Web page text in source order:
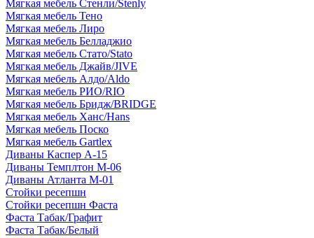
Мягкая мебель Стенли/Stenly
Мягкая мебель Тено
Мягкая мебель Лиро
Мягкая мебель Белладжио
Мягкая мебель Стато/Stato
Мягкая мебель Джайв/JIVE
Мягкая мебель Алдо/Aldo
Мягкая мебель РИО/RIO
Мягкая мебель Бридж/BRIDGE
Мягкая мебель Ханс/Hans
Мягкая мебель Поско
Мягкая мебель Gartlex
Диваны Каспер А-15
Диваны Темплтон М-06
Диваны Атланта М-01
Стойки ресепшн
Стойки ресепшн Фаста
Фаста Табак/Графит
Фаста Табак/Белый